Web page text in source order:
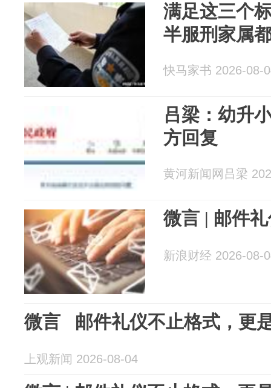
满足这三个
半服刑家属
快马家书 2026-08-
吕梁：幼升
方回复
黄河新闻网吕梁
微言 | 邮件
新浪财经 2026-08-
微言 邮件礼仪不止格式，更
上观新闻 2026-08-04